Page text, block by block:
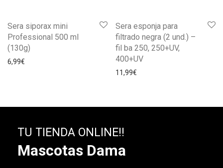
Sera siporax mini
Professional 500 ml
(130g)
6,99€
Sera esponja para
filtrado negra (2 und.) –
fil ba 250, 250+UV,
400+UV
11,99€
TU TIENDA ONLINE!!
Mascotas Dama